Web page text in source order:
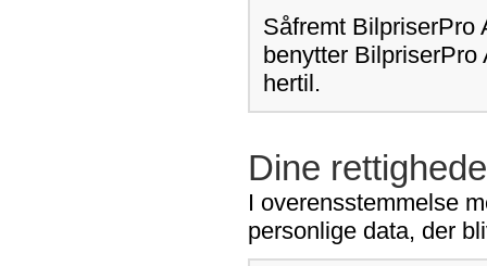
Såfremt BilpriserPro
benytter
hertil.
Dine
I overensstemmelse
personlige data, der